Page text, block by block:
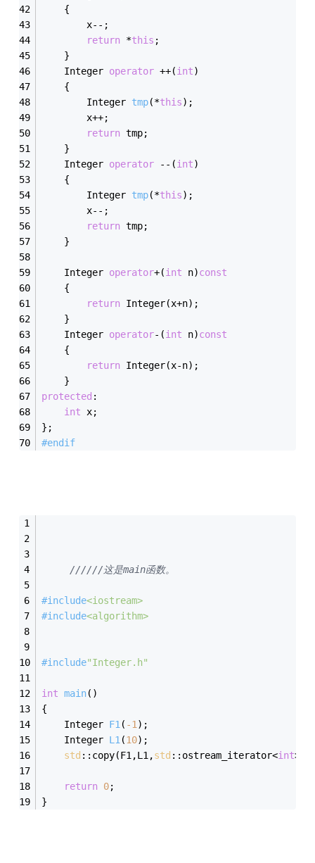
	{
		x--;
return *this ;
	}
	Integer
operator ++(int)
	{
Integer tmp(*this) ;
		x++;
return tmp;
	}
	Integer
operator --(int)
	{
Integer tmp(*this) ;
		x--;
return tmp;
	}
	Integer
operator+(int n)const
	{
return Integer(x+n);
	}
	Integer
operator-(int n)const
	{
return Integer(x-n);
	}
protected :
int x;
};
#endif
//////这是main函数。
#include<iostream>
#include<algorithm>
#include"Integer.h"
int main()
{
Integer F1 ( -1 ) ;
Integer L1 (10) ;
std ::copy(F1,L1,std ::ostream_iterator<int>(
return 0;
}